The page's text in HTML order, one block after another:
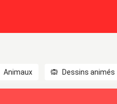
Animaux 🙉 Dessins animés